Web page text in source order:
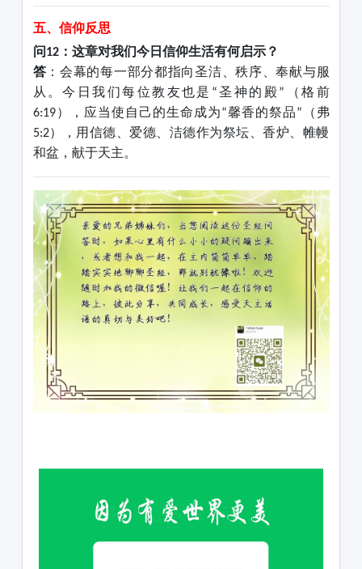
五、信仰反思
问12：这章对我们今日信仰生活有何启示？
答 ：会幕的每一部分都指向圣洁、秩序、奉献与服
从。今日我们每位教友也是 “圣神的殿” （格前
6:19），应当使自己的生命成为“馨香的祭品” （弗
5:2），用信德、爱德、洁德作为祭坛、香炉、帷幔
和盆，献于天主。